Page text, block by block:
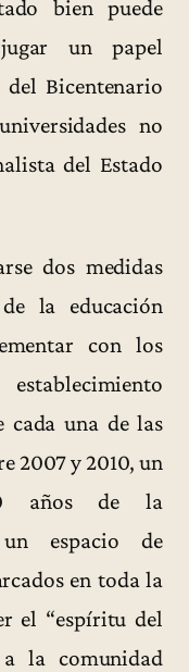
bien puede
un papel
Bicentenario
no
del Estado
dos medidas
la educación
con los
cada una de las
2007 y 2010, un
años de la
espacio de
en toda la
el “espíritu del
a la comunidad